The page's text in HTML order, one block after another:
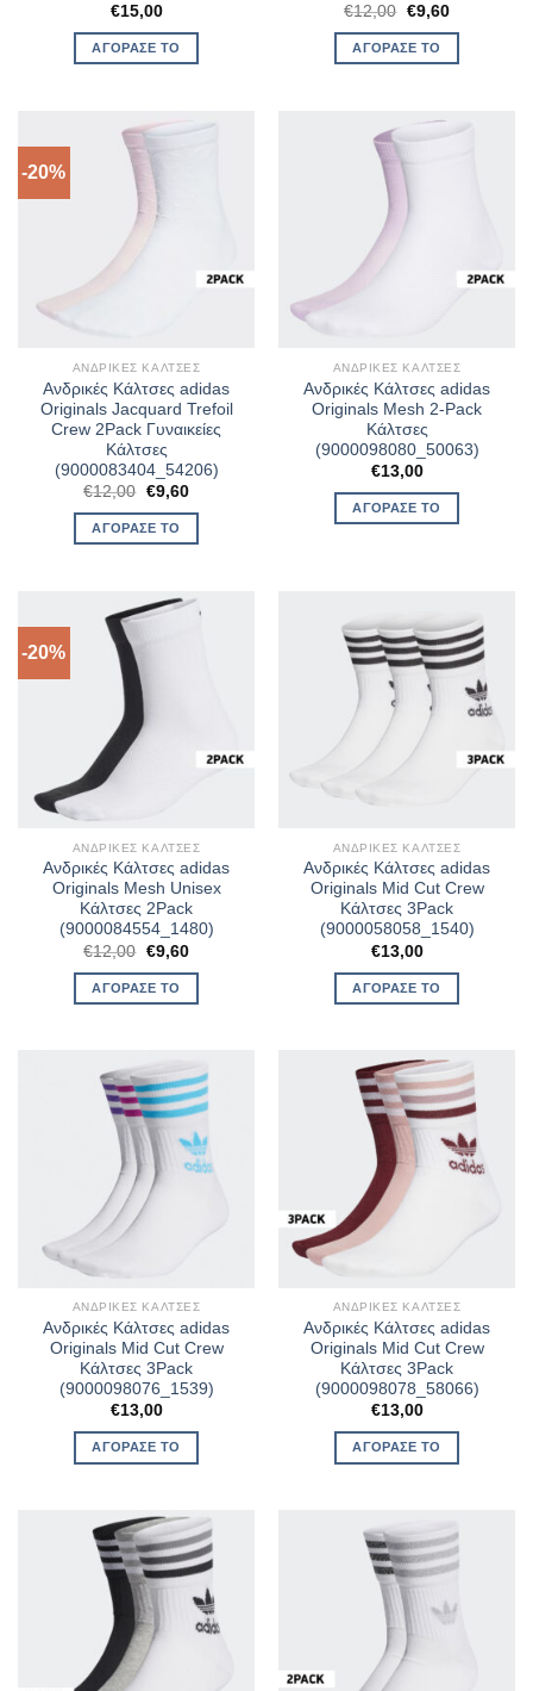
€15,00
ΑΓΌΡΑΣΈ ΤΟ
€12,00 Original
was:
€12,00.
€9,60Η
ΑΓΌΡΑΣΈ ΤΟ
-20%
ΑΝΔΡΙΚΈΣ ΚΆΛΤΣΕΣ
Ανδρικές Κάλτσες adidas
Originals Jacquard Trefoil
Crew 2Pack Γυναικείες
Κάλτσες
(9000083404_54206)
€12,00 Original
was:
€12,00.
€9,60Η
ΑΓΌΡΑΣΈ ΤΟ
ΑΝΔΡΙΚΈΣ ΚΆΛΤΣΕΣ
Ανδρικές Κάλτσες adidas
Originals Mesh 2-Pack
Κάλτσες
(9000098080_50063)
€13,00
ΑΓΌΡΑΣΈ ΤΟ
-20%
ΑΝΔΡΙΚΈΣ ΚΆΛΤΣΕΣ
Ανδρικές Κάλτσες adidas
Originals Mesh Unisex
Κάλτσες 2Pack
(9000084554_1480)
€12,00 Original
price
was:
€12,00.
€9,60Η
τιμή
ΑΓΌΡΑΣΈ ΤΟ
ΑΝΔΡΙΚΈΣ ΚΆΛΤΣΕΣ
Ανδρικές Κάλτσες adidas
Originals Mid Cut Crew
Κάλτσες 3Pack
(9000058058_1540)
€13,00
ΑΓΌΡΑΣΈ ΤΟ
ΑΝΔΡΙΚΈΣ ΚΆΛΤΣΕΣ
Ανδρικές Κάλτσες adidas
Originals Mid Cut Crew
Κάλτσες 3Pack
(9000098076_1539)
€13,00
ΑΓΌΡΑΣΈ ΤΟ
ΑΝΔΡΙΚΈΣ ΚΆΛΤΣΕΣ
Ανδρικές Κάλτσες adidas
Originals Mid Cut Crew
Κάλτσες 3Pack
(9000098078_58066)
€13,00
ΑΓΌΡΑΣΈ ΤΟ